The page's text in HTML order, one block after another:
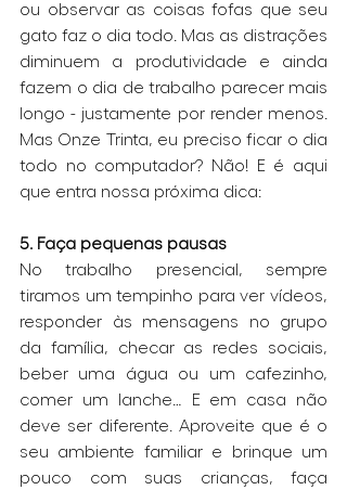
ou observar as coisas fofas que seu
gato faz o dia todo. Mas as distrações
diminuem a produtividade e ainda
fazem o dia de trabalho parecer mais
longo - justamente por render menos.
Mas Onze Trinta, eu preciso ficar o dia
todo no computador? Não! E é aqui
que entra nossa próxima dica:
5. Faça pequenas pausas
No trabalho presencial, sempre
tiramos um tempinho para ver vídeos,
responder às mensagens no grupo
da família, checar as redes sociais,
beber uma água ou um cafezinho,
comer um lanche… E em casa não
deve ser diferente. Aproveite que é o
seu ambiente familiar e brinque um
pouco com suas crianças, faça